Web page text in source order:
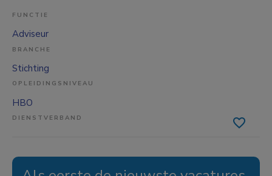
FUNCTIE
Adviseur
BRANCHE
Stichting
OPLEIDINGSNIVEAU
HBO
DIENSTVERBAND